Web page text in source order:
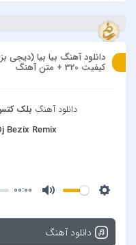
دانلود آهنگ بیا بیا
کیفیت 320 + متن آهنگ
دانلود آهنگ بلک
Bezix Remix
00:00
دانلود آهنگ